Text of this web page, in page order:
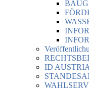
ID AUSTRIA